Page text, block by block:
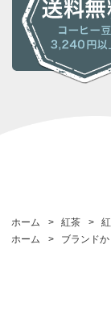
ホーム > 紅茶 >
ホーム
> ブランド